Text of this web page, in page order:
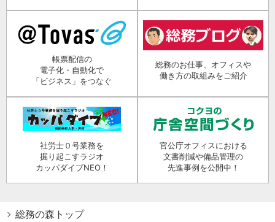
帳票配信の
電子化・自動化で
「ビジネス」をつなぐ
総務のお仕事、オフィスや
働き方の取組みをご紹介
社労士０号業務を
掘り起こすラジオ
カッパダイブNEO！
官公庁オフィスにおける
文書削減や備品管理の
先進事例を公開中！
総務の森トップ